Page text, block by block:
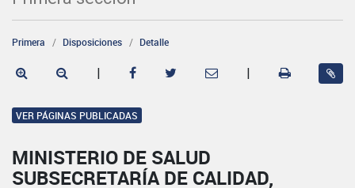
Primera Disposiciones Detalle
| |
VER PÁGINAS PUBLICADAS
MINISTERIO DE SALUD
SUBSECRETARÍA DE CALIDAD,